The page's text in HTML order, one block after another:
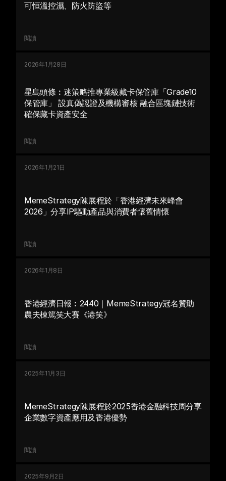
可恒溫控濕、防火防盜等
閱讀
2026年1月28日
星島頭條︰迷策略推專業級藏卡保管庫「Grade10
保管庫」 設真偽認證及機構審核 融合區塊鏈技術
閱讀
2026年1月21日
MemeStrategy陳展程於「香港經濟未來峰會
2026」分享IP驅動產品與消費者懷舊情懷
閱讀
2026年1月8日
香港經濟日報︰2440｜MemeStrategy冠名贊助
農夫棟篤笑大賽《港笑》
閱讀
2025年11月3日
MemeStrategy陳展程於2025香港金融科技周分享
企業數字資產應用及香港優勢
閱讀
2025年9月2日